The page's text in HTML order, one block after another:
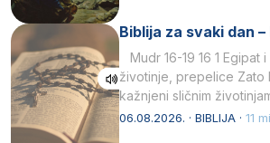
Biblija za svaki dan –
Mudr 16-19 16 1 Egipat
životinje, prepelice Zato
kažnjeni sličnim
kukaca.2 A narod…
06.08.2026. · BIBLIJA · 11